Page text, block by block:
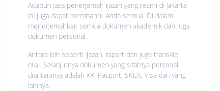
Adapun jasa penerjemah ijazah yang resmi di Jakarta
ini juga dapat membantu Anda semua. Di dalam
menerjemahkan semua dokumen akademik dan juga
dokumen personal.
Antara lain seperti ijazah, raport dan juga transkip
nilai. Selanjutnya dokumen yang sifatnya personal
diantaranya adalah KK, Pasport, SKCK, Visa dan yang
lainnya.